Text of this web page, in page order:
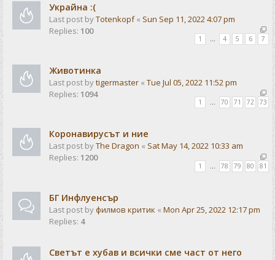
Украйна :(
Last post byTotenkopf« Sun Sep 11, 2022 4:07 pm
Replies: 100
1 … 4 5 6 7
Животинка
Last post bytigermaster « Tue Jul 05, 2022 11:52 pm
Replies: 1094
1 … 70 71 72 73
Коронавирусът и ние
Last post byThe Dragon « Sat May 14, 2022 10:33 am
Replies: 1200
1 78 79 80 81
БГ Инфлуенсър
Last post byфилмов критик « Mon Apr 25, 2022 12:17 pm
Replies: 4
Светът е хубав и всички сме част от него